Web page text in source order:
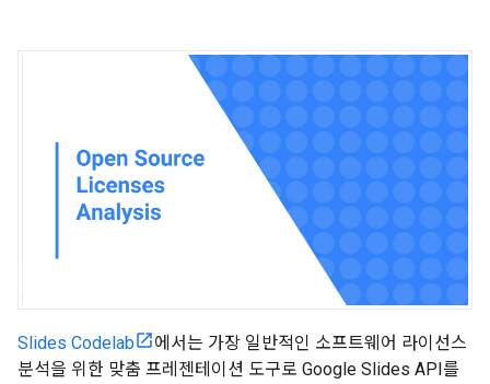
Slides Codelab
에서는 가장 일반적인 소프트웨어 라이선스
분석을 위한 맞춤 프레젠테이션 도구로 Google Slides API를